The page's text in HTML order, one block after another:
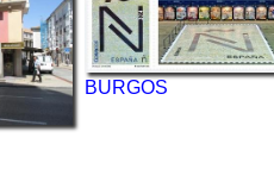
BURGOS